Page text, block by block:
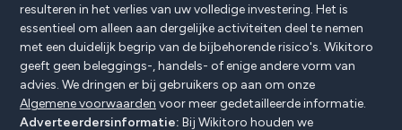
resulteren in het verlies van uw volledige investering. Het is
essentieel om alleen aan dergelijke activiteiten deel te nemen
met een duidelijk begrip van de bijbehorende risico's. Wikitoro
geeft geen beleggings-, handels- of enige andere vorm van
advies. We dringen er bij gebruikers op aan om onze
Algemene voorwaarden voor meer gedetailleerde informatie.
Adverteerdersinformatie: Bij Wikitoro houden we